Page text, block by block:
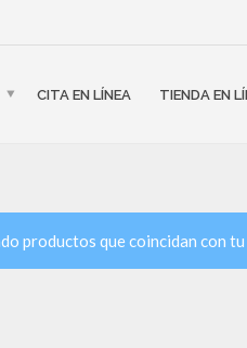
CITA EN LÍNEA TIENDA EN
productos que coincidan con